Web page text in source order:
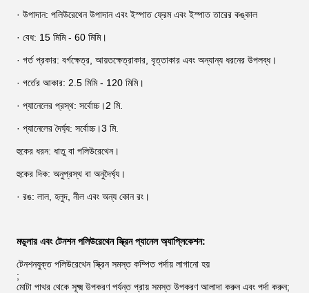
· উপাদান: পলিউরেথেন উপাদান এবং ইস্পাত ফ্রেম এবং ইস্পাত তারের কঙ্কাল
· বেধ: 15 মিমি - 60 মিমি।
· গর্ত প্রকার: বর্গক্ষেত্র, আয়তক্ষেত্রাকার, বৃত্তাকার এবং অন্যান্য ধরনের উপলব্ধ।
· গর্তের আকার: 2.5 মিমি - 120 মিমি।
· প্যানেলের প্রস্থ: সর্বোচ্চ।2 মি.
· প্যানেলের দৈর্ঘ্য: সর্বোচ্চ।3 মি.
হুকের ধরন: ধাতু বা পলিউরেথেন।
হুকের দিক: অনুপ্রস্থ বা অনুদৈর্ঘ্য।
· রঙ: লাল, হলুদ, নীল এবং অন্য কোন রং।
মডুলার এবং টেনশন পলিউরেথেন স্ক্রিন প্যানেল অ্যাপ্লিকেশন:
টেনশনযুক্ত পলিউরেথেন স্ক্রিন সমস্ত কম্পিত পর্দায় লাগানো হয়
;
মোটা পাথর থেকে সূক্ষ্ম উপকরণ পর্যন্ত প্রায় সমস্ত উপকরণ আলাদা করুন এবং পর্দা করুন;